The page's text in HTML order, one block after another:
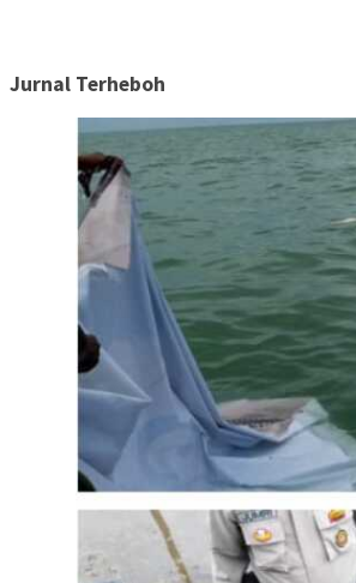
Jurnal Terheboh